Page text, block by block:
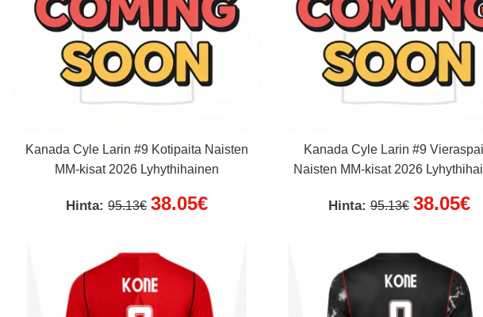
Kanada Cyle Larin #9 Kotipaita Naisten
MM-kisat 2026 Lyhythihainen
Hinta:95.13€ 38.05€
Kanada Cyle Larin #9
Naisten MM-kisat 2026
Hinta:95.13€ 38.05€